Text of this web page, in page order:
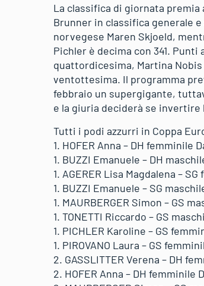
La classifica di giornata premia
Brunner in classifica generale
norvegese Maren Skjoeld,
Pichler è decima con 341.
quattordicesima, Martina
ventottesima. Il programma
febbraio un supergigante,
e la giuria deciderà se
Tutti i podi azzurri in Coppa
1. HOFER Anna – DH femminile
1. BUZZI Emanuele – DH
1. AGERER Lisa Magdalena –
1. BUZZI Emanuele – SG
1. MAURBERGER Simon – GS
1. TONETTI Riccardo – GS
1. PICHLER Karoline – GS
1. PIROVANO Laura – GS
2. GASSLITTER Verena – DH
2. HOFER Anna – DH femminile